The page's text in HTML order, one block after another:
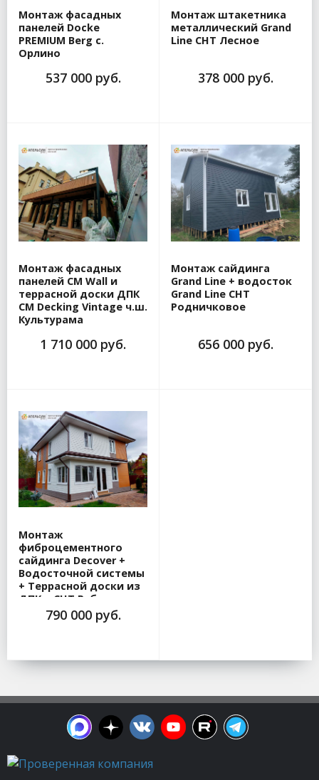
Монтаж фасадных
панелей Docke
PREMIUM Berg с.
Орлино
537 000 руб.
Монтаж штакетника
металлический Grand
Line СНТ Лесное
378 000 руб.
Монтаж фасадных
панелей CM Wall и
террасной доски ДПК
CM Decking Vintage ч.ш.
Культурама
1 710 000 руб.
Монтаж сайдинга
Grand Line + водосток
Grand Line СНТ
Родничковое
656 000 руб.
Монтаж
фиброцементного
сайдинга Decover +
Водосточной системы
+ Террасной доски из
ДПК в СНТ Рубеж
790 000 руб.